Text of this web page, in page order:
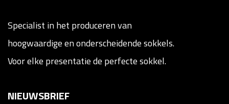
Specialist in het produceren van
hoogwaardige en onderscheidende sokkels.
Voor elke presentatie de perfecte sokkel.
NIEUWSBRIEF